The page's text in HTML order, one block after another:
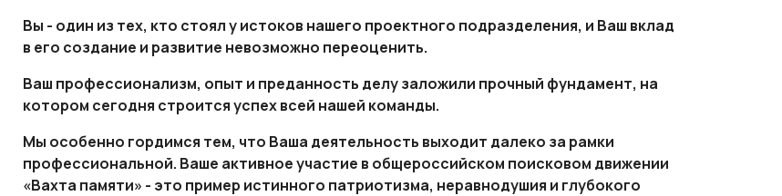
Вы - один из тех, кто стоял у истоков нашего проектного подразделения, и Ваш вклад
в его создание и развитие невозможно переоценить.
Ваш профессионализм, опыт и преданность делу заложили прочный фундамент, на
котором сегодня строится успех всей нашей команды.
Мы особенно гордимся тем, что Ваша деятельность выходит далеко за рамки
профессиональной. Ваше активное участие в общероссийском поисковом движении
«Вахта памяти» - это пример истинного патриотизма, неравнодушия и глубокого